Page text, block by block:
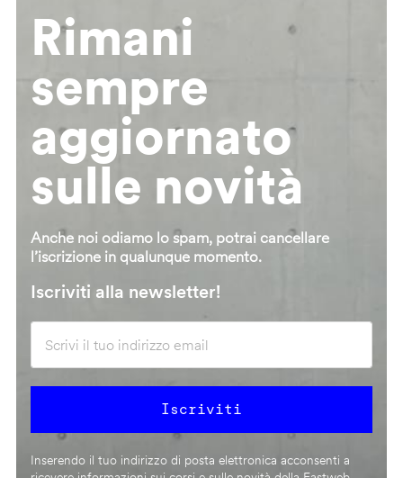
Rimani
sempre
aggiornato
sulle novità
Anche noi odiamo lo spam, potrai cancellare
l’iscrizione in qualunque momento.
Iscriviti alla newsletter!
Inserendo il tuo indirizzo di posta elettronica acconsenti a